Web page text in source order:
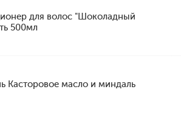
для волос "Шоколадный
500мл
Касторовое масло и миндаль